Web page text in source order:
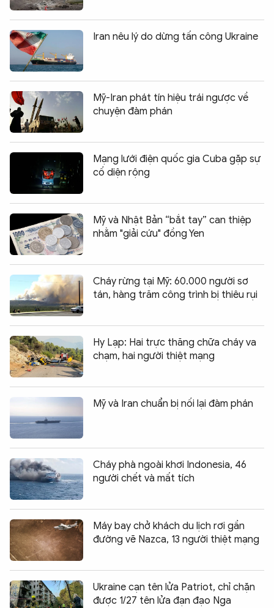
Iran nêu lý do dừng tấn công Ukraine
Mỹ-Iran phát tín hiệu trái ngược về
chuyện đàm phán
Mạng lưới điện quốc gia Cuba gặp sự
cố diện rộng
Mỹ và Nhật Bản “bắt tay” can thiệp
nhằm "giải cứu" đồng Yen
Cháy rừng tại Mỹ: 60.000 người sơ
tán, hàng trăm công trình bị thiêu rụi
Hy Lạp: Hai trực thăng chữa cháy va
chạm, hai người thiệt mạng
Mỹ và Iran chuẩn bị nối lại đàm phán
Cháy phà ngoài khơi Indonesia, 46
người chết và mất tích
Máy bay chở khách du lịch rơi gần
đường vẽ Nazca, 13 người thiệt mạng
Ukraine cạn tên lửa Patriot, chỉ chặn
được 1/27 tên lửa đạn đạo Nga